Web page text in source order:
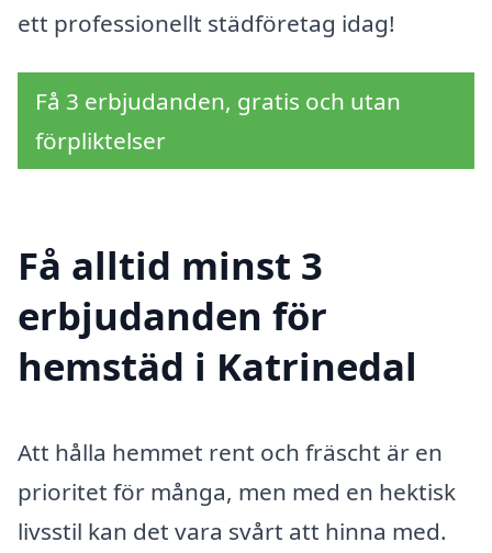
ett professionellt städföretag idag!
Få 3 erbjudanden, gratis och utan
förpliktelser
Få alltid minst 3
erbjudanden för
hemstäd i Katrinedal
Att hålla hemmet rent och fräscht är en
prioritet för många, men med en hektisk
livsstil kan det vara svårt att hinna med.